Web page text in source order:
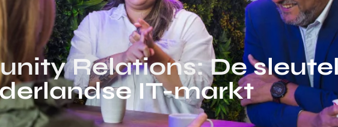
Relations: De
IT-markt